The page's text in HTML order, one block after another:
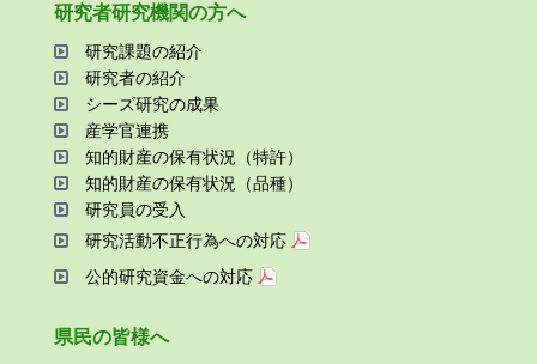
研究者研究機関の⽅へ
研究課題の紹介
研究者の紹介
シーズ研究の成果
産学官連携
知的財産の保有状況（特許）
知的財産の保有状況（品種）
研究員の受⼊
研究活動不正⾏為への対応
公的研究資金への対応
県⺠の皆様へ